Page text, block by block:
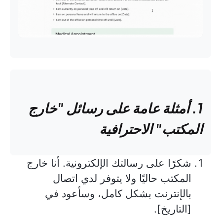
1. أمثلة عامة على رسائل "خارج
المكتب" الاحترافية
شكرًا على رسالتك الإلكترونية. أنا خارج
المكتب حاليًا ولا يتوفر لدي اتصال
بالإنترنت بشكل كامل، وسأعود في
[التاريخ].